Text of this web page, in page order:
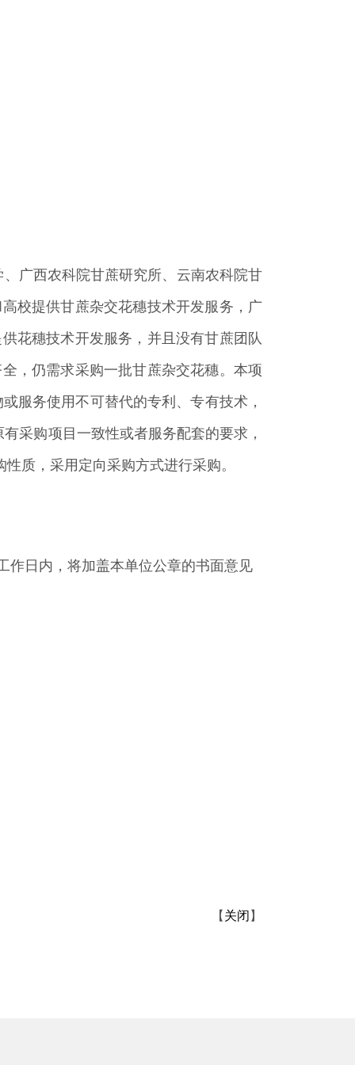
广西农科院甘蔗研究所、云南农科院甘
校提供甘蔗杂交花穗技术开发服务，广
花穗技术开发服务，并且没有甘蔗团队
，仍需求采购一批甘蔗杂交花穗。本项
服务使用不可替代的专利、专有技术，
采购项目一致性或者服务配套的要求，
质，采用定向采购方式进行采购。
作日内，将加盖本单位公章的书面意见
【关闭】